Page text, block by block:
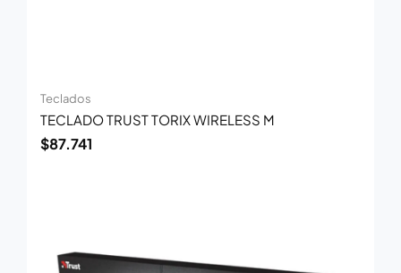
Teclados
TECLADO TRUST TORIX WIRELESS M
$87.741